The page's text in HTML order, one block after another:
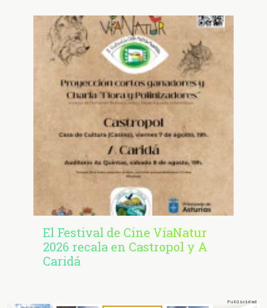
El Festival de Cine VíaNatur
2026 recala en Castropol y A
Caridá